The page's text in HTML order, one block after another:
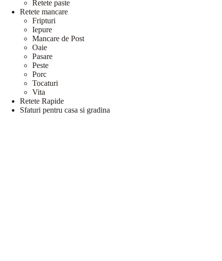
Retete paste
Retete mancare
Fripturi
Iepure
Mancare de Post
Oaie
Pasare
Peste
Porc
Tocaturi
Vita
Retete Rapide
Sfaturi pentru casa si gradina